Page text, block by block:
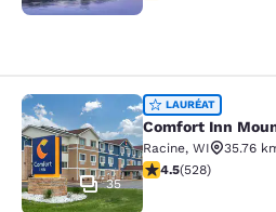
Comfort Inn Mount
35
LAURÉAT
Comfort Inn
Racine, WI
35.76
4.54 étoiles.
4.5(528)